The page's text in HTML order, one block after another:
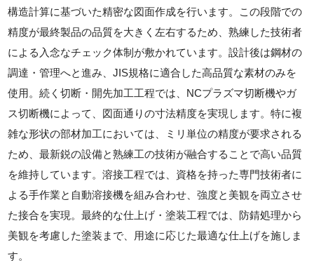
構造計算に基づいた精密な図面作成を行います。この段階での
精度が最終製品の品質を大きく左右するため、熟練した技術者
による入念なチェック体制が敷かれています。設計後は鋼材の
調達・管理へと進み、JIS規格に適合した高品質な素材のみを
使用。続く切断・開先加工工程では、NCプラズマ切断機やガ
ス切断機によって、図面通りの寸法精度を実現します。特に複
雑な形状の部材加工においては、ミリ単位の精度が要求される
ため、最新鋭の設備と熟練工の技術が融合することで高い品質
を維持しています。溶接工程では、資格を持った専門技術者に
よる手作業と自動溶接機を組み合わせ、強度と美観を両立させ
た接合を実現。最終的な仕上げ・塗装工程では、防錆処理から
美観を考慮した塗装まで、用途に応じた最適な仕上げを施しま
す。